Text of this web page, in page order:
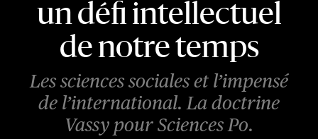
un défi intellectuel
de notre temps
Les sciences sociales et l’impensé
de l’international. La doctrine
Vassy pour Sciences Po.